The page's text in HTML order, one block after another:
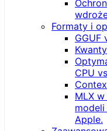
Formaty i
GGUF
CPU
MLX
Apple.